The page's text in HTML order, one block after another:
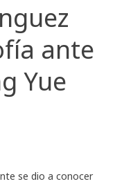
ante
Yue
se dio a conocer